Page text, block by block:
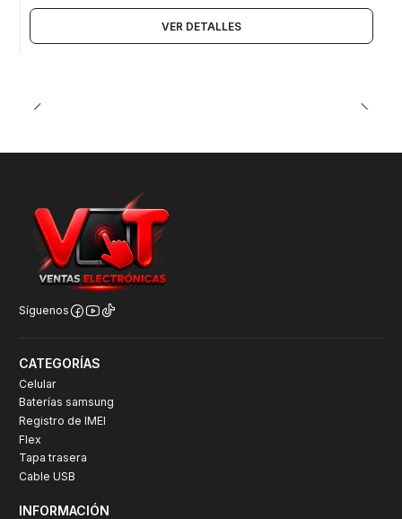
VER DETALLES
Síguenos
CATEGORÍAS
Celular
Baterías samsung
Registro de IMEI
Flex
Tapa trasera
Cable USB
INFORMACIÓN